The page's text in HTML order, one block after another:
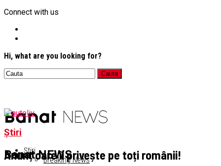
Connect with us
Hi, what are you looking for?
Banat NEWS
Știri
Breaking News
Știri
Anunț care îi privește pe toți românii!